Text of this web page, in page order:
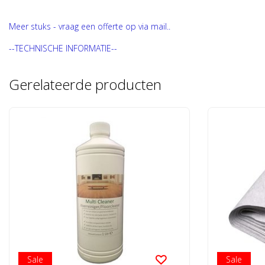
Meer stuks - vraag een offerte op via mail..
--TECHNISCHE INFORMATIE--
Gerelateerde producten
Sale Sale